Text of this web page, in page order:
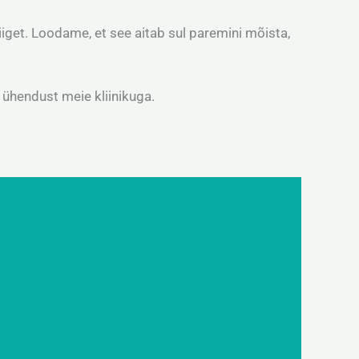
Loodame, et see aitab sul paremini mõista,
meie kliinikuga.